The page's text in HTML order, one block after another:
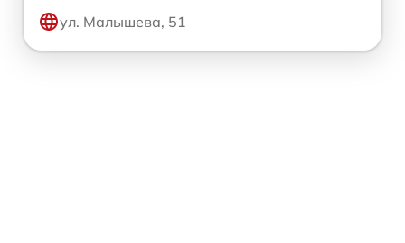
ул. Малышева, 51